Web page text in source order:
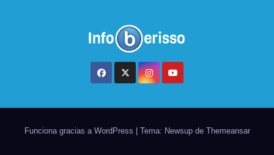
Funciona gracias a WordPress | Tema: Newsup de Themeansar